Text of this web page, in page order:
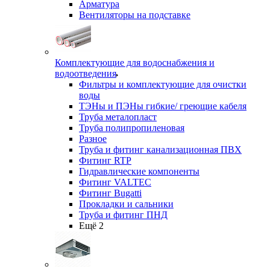
Арматура
Вентиляторы на подставке
Комплектующие для водоснабжения и
водоотведения
Фильтры и комплектующие для очистки
воды
ТЭНы и ПЭНы гибкие/ греющие кабеля
Труба металопласт
Труба полипропиленовая
Разное
Труба и фитинг канализационная ПВХ
Фитинг RTP
Гидравлические компоненты
Фитинг VALTEC
Фитинг Bugatti
Прокладки и сальники
Труба и фитинг ПНД
Ещё 2